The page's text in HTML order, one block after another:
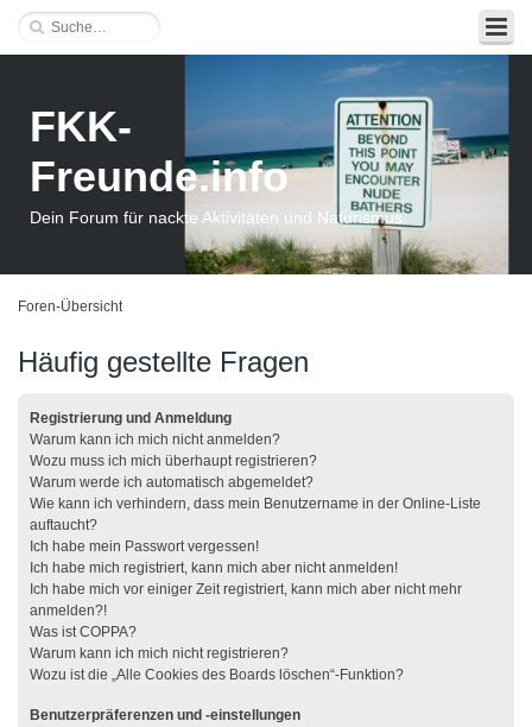
FKK-
Freunde.info
Dein Forum für nackte Aktivitäten und Naturismus
Foren-Übersicht
Häufig gestellte Fragen
Registrierung und Anmeldung
Warum kann ich mich nicht anmelden?
Wozu muss ich mich überhaupt registrieren?
Warum werde ich automatisch abgemeldet?
Wie kann ich verhindern, dass mein Benutzername in der Online-Liste
auftaucht?
Ich habe mein Passwort vergessen!
Ich habe mich registriert, kann mich aber nicht anmelden!
Ich habe mich vor einiger Zeit registriert, kann mich aber nicht mehr
anmelden?!
Was ist COPPA?
Warum kann ich mich nicht registrieren?
Wozu ist die „Alle Cookies des Boards löschen“-Funktion?
Benutzerpräferenzen und -einstellungen